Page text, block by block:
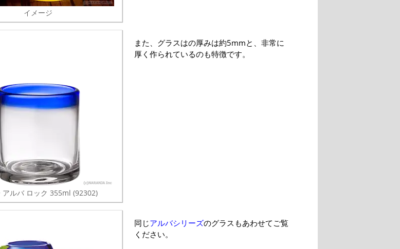
イメージ
アルバ ロック 355ml (92302)
また、グラスはの厚みは約5mmと、非常に
厚く作られているのも特徴です。
同じアルバシリーズのグラスもあわせてご覧
ください。